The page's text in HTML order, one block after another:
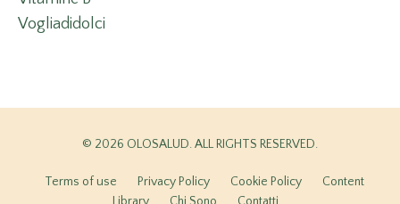
Vogliadidolci
© 2026 OLOSALUD. ALL RIGHTS RESERVED.
Terms of use Privacy Policy Cookie Policy
Content